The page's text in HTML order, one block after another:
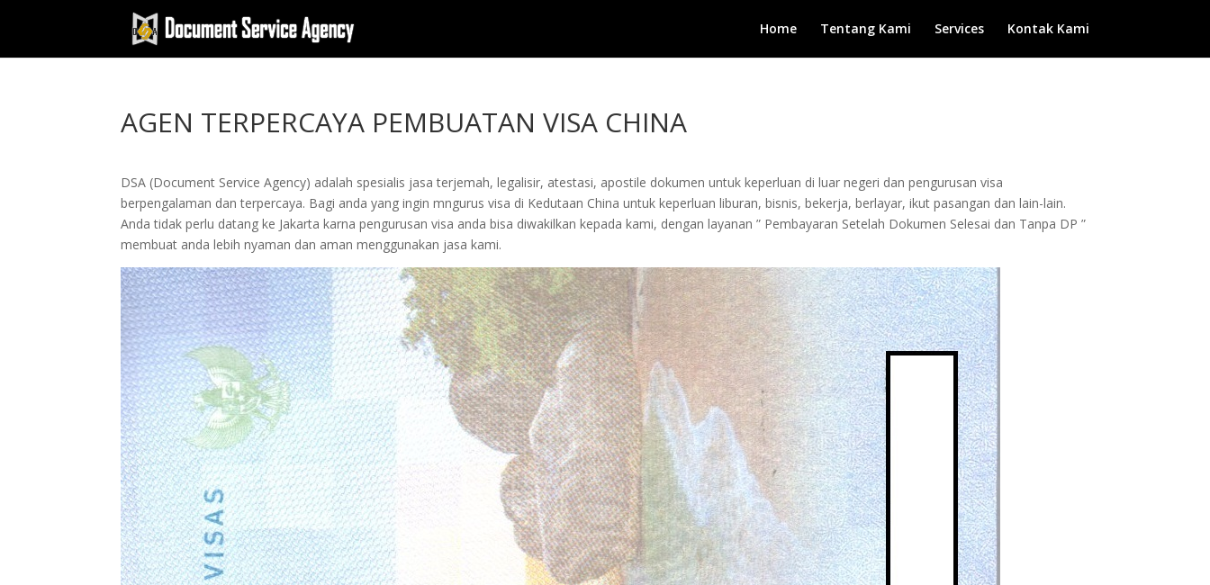
Home Tentang Kami Services Kontak Kami
AGEN TERPERCAYA PEMBUATAN VISA CHINA
DSA (Document Service Agency) adalah spesialis jasa terjemah, legalisir, atestasi, apostile dokumen untuk keperluan di luar negeri dan pengurusan visa
berpengalaman dan terpercaya. Bagi anda yang ingin mngurus visa di Kedutaan China untuk keperluan liburan, bisnis, bekerja, berlayar, ikut pasangan dan lain-lain.
Anda tidak perlu datang ke Jakarta karna pengurusan visa anda bisa diwakilkan kepada kami, dengan layanan ” Pembayaran Setelah Dokumen Selesai dan Tanpa DP ”
membuat anda lebih nyaman dan aman menggunakan jasa kami.